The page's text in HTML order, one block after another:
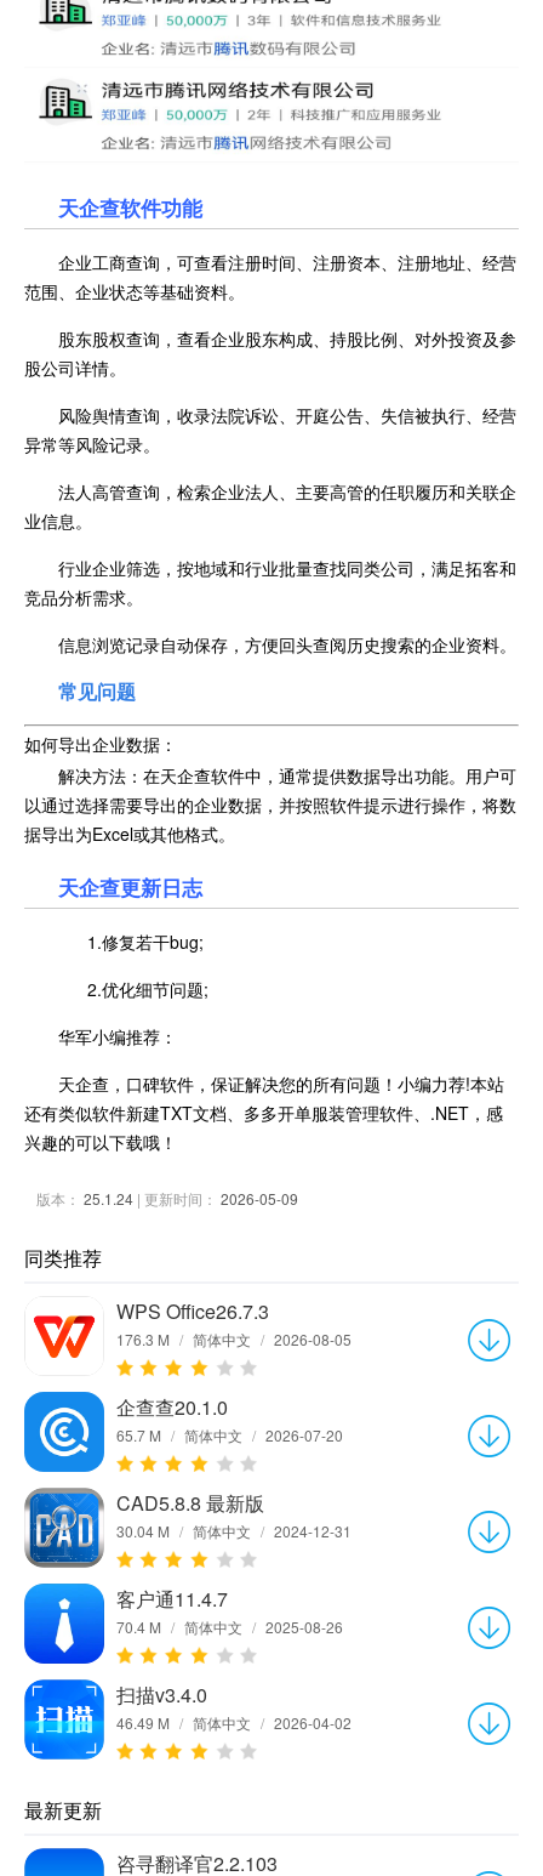
天企查软件功能
企业工商查询，可查看注册时间、注册资本、注册地址、经营
范围、企业状态等基础资料。
股东股权查询，查看企业股东构成、持股比例、对外投资及参
股公司详情。
风险舆情查询，收录法院诉讼、开庭公告、失信被执行、经营
异常等风险记录。
法人高管查询，检索企业法人、主要高管的任职履历和关联企
业信息。
行业企业筛选，按地域和行业批量查找同类公司，满足拓客和
竞品分析需求。
信息浏览记录自动保存，方便回头查阅历史搜索的企业资料。
常见问题
如何导出企业数据：
解决方法：在天企查软件中，通常提供数据导出功能。用户可
以通过选择需要导出的企业数据，并按照软件提示进行操作，将数
据导出为Excel或其他格式。
天企查更新日志
1.修复若干bug;
2.优化细节问题;
华军小编推荐：
天企查，口碑软件，保证解决您的所有问题！小编力荐!本站
还有类似软件新建TXT文档、多多开单服装管理软件、.NET，感
兴趣的可以下载哦！
版本： 25.1.24 | 更新时间： 2026-05-09
同类推荐
WPS Office26.7.3
176.3 M / 简体中文 / 2026-08-05
企查查20.1.0
65.7 M / 简体中文 / 2026-07-20
CAD5.8.8 最新版
30.04 M / 简体中文 / 2024-12-31
客户通11.4.7
70.4 M / 简体中文 / 2025-08-26
扫描v3.4.0
46.49 M / 简体中文 / 2026-04-02
最新更新
咨寻翻译官2.2.103